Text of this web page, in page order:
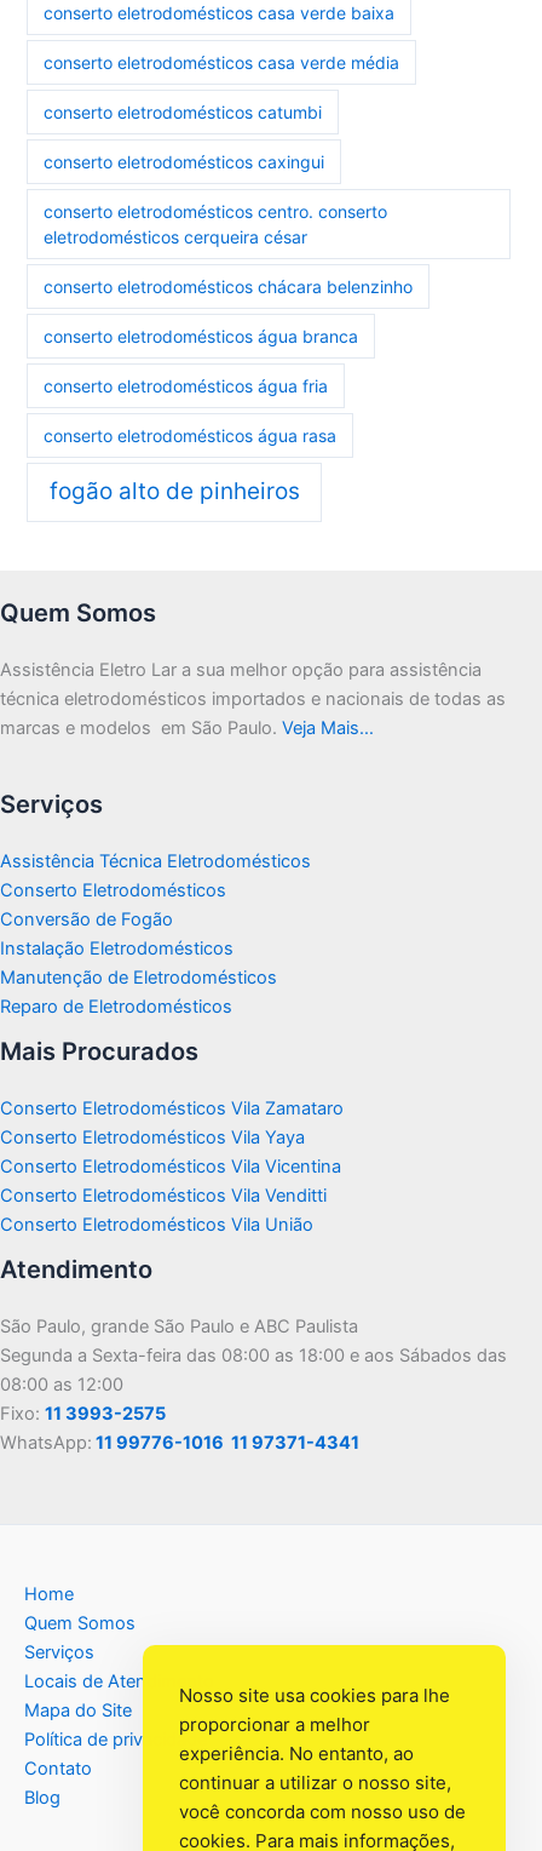
conserto eletrodomésticos casa verde baixa
conserto eletrodomésticos casa verde média
conserto eletrodomésticos catumbi
conserto eletrodomésticos caxingui
conserto eletrodomésticos centro. conserto
eletrodomésticos cerqueira césar
conserto eletrodomésticos chácara belenzinho
conserto eletrodomésticos água branca
conserto eletrodomésticos água fria
conserto eletrodomésticos água rasa
fogão alto de pinheiros
Quem Somos
Assistência Eletro Lar a sua melhor opção para assistência
técnica eletrodomésticos importados e nacionais de todas as
marcas e modelos em São Paulo. Veja Mais…
Serviços
Assistência Técnica Eletrodomésticos
Conserto Eletrodomésticos
Conversão de Fogão
Instalação Eletrodomésticos
Manutenção de Eletrodomésticos
Reparo de Eletrodomésticos
Mais Procurados
Conserto Eletrodomésticos Vila Zamataro
Conserto Eletrodomésticos Vila Yaya
Conserto Eletrodomésticos Vila Vicentina
Conserto Eletrodomésticos Vila Venditti
Conserto Eletrodomésticos Vila União
Atendimento
São Paulo, grande São Paulo e ABC Paulista
Segunda a Sexta-feira das 08:00 as 18:00 e aos Sábados das
08:00 as 12:00
Fixo: 11 3993-2575
WhatsApp: 11 99776-1016 11 97371-4341
Home
Quem Somos
Serviços
Locais de Atendimento
Mapa do Site
Política de privacidade
Contato
Blog
Nosso site usa cookies para lhe
proporcionar a melhor
experiência. No entanto, ao
continuar a utilizar o nosso site,
você concorda com nosso uso de
cookies. Para mais informações,